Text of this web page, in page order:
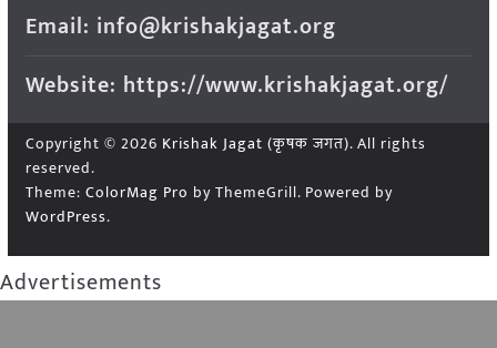
Email: info@krishakjagat.org
Website: https://www.krishakjagat.org/
Copyright © 2026 Krishak Jagat (कृषक जगत). All rights
reserved.
Theme: ColorMag Pro by ThemeGrill. Powered by
WordPress.
Advertisements